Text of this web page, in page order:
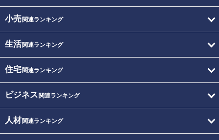
小売関連ランキング
生活関連ランキング
住宅関連ランキング
ビジネス 関連ランキング
人材関連ランキング